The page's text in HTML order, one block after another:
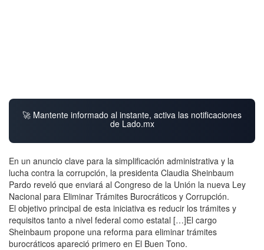
🚀 Mantente informado al instante, activa las notificaciones
de Lado.mx
En un anuncio clave para la simplificación administrativa y la
lucha contra la corrupción, la presidenta Claudia Sheinbaum
Pardo reveló que enviará al Congreso de la Unión la nueva Ley
Nacional para Eliminar Trámites Burocráticos y Corrupción.
El objetivo principal de esta iniciativa es reducir los trámites y
requisitos tanto a nivel federal como estatal […]El cargo
Sheinbaum propone una reforma para eliminar trámites
burocráticos apareció primero en El Buen Tono.